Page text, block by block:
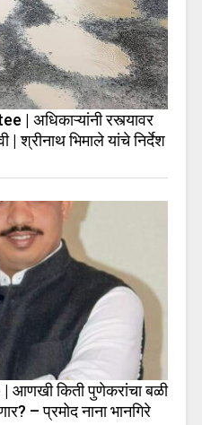
अधिकाऱ्यांनी रस्त्यावर
श्रीनाथ भिमाले यांचे निर्देश
किती पुणेकरांचा बळी
– प्रमोद नाना भानगिरे